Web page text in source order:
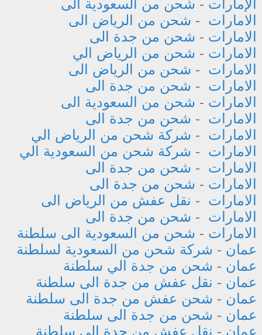
الإمارات - شحن من السعودية الى
الامارات - شحن من الرياض الى
الامارات - شحن من جدة الى
الامارات - شحن من الرياض الي
الامارات - شحن من الرياض الى
الامارات - شحن من جدة الى
الامارات - شحن من السعودية الى
الامارات - شحن من جدة الى
الامارات - شركة شحن من الرياض الي
الامارات - شركة شحن من السعودية الي
الامارات - شحن من جدة الى
الامارات - شحن من جدة الى
الامارات - نقل عفش من الرياض الى
الامارات - شحن من جدة الى
الامارات - شحن من السعودية الى سلطنة
عمان - شركة شحن من السعودية لسلطنة
عمان - شحن من جدة الي سلطنة
عمان - نقل عفش من جدة الى سلطنة
عمان - شحن عفش من جدة الى سلطنة
عمان - شحن من جدة الى سلطنة
عمان - نقل عفش من جدة الى سلطنة